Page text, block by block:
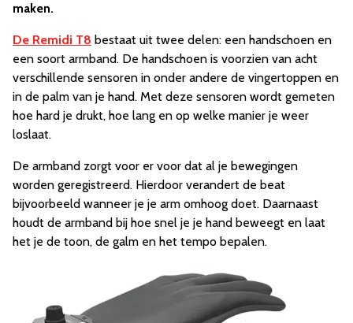
maken.
De Remidi T8 bestaat uit twee delen: een handschoen en
een soort armband. De handschoen is voorzien van acht
verschillende sensoren in onder andere de vingertoppen en
in de palm van je hand. Met deze sensoren wordt gemeten
hoe hard je drukt, hoe lang en op welke manier je weer
loslaat.
De armband zorgt voor er voor dat al je bewegingen
worden geregistreerd. Hierdoor verandert de beat
bijvoorbeeld wanneer je je arm omhoog doet. Daarnaast
houdt de armband bij hoe snel je je hand beweegt en laat
het je de toon, de galm en het tempo bepalen.